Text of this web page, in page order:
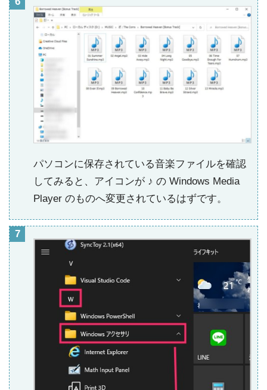
パソコンに保存されている音楽ファイルを確認
してみると、アイコンが ♪ の Windows Media
Player のものへ変更されているはずです。